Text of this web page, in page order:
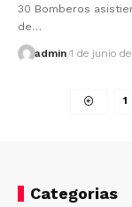
30 Bomberos
de…
admin 1 de junio
1
Categorias